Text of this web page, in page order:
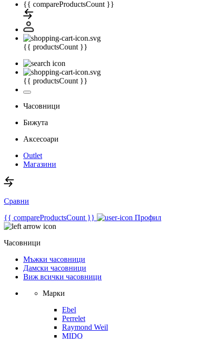
{{ compareProductsCount }}
{{ productsCount }}
{{ productsCount }}
Часовници
Бижута
Аксесоари
Outlet
Магазини
Сравни
{{ compareProductsCount }}
Профил
Часовници
Мъжки часовници
Дамски часовници
Виж всички часовници
Марки
Ebel
Perrelet
Raymond Weil
MIDO